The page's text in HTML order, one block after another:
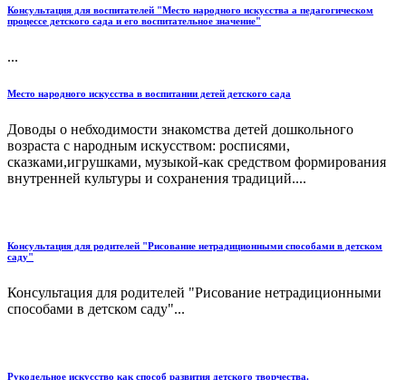
Консультация для воспитателей "Место народного искусства а педагогическом
процессе детского сада и его воспитательное значение"
...
Место народного искусства в воспитании детей детского сада
Доводы о небходимости знакомства детей дошкольного
возраста с народным искусством: росписями,
сказками,игрушками, музыкой-как средством формирования
внутренней культуры и сохранения традиций....
Консультация для родителей "Рисование нетрадиционными способами в детском
саду"
Консультация для родителей "Рисование нетрадиционными
способами в детском саду"...
Рукодельное искусство как способ развития детского творчества.